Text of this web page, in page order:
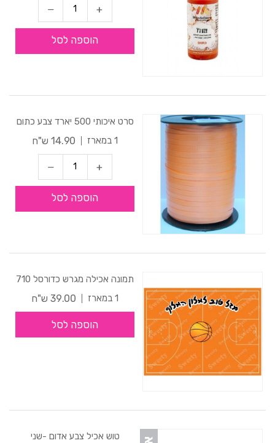
הוספה לסל
סרט איכותי 500 יארד צבע כתום
1 במארז
14.90 ש"ח
הוספה לסל
תמונה אכילה מגרש כדורסל 710
1 במארז
39.00 ש"ח
הוספה לסל
טוש אכיל צבע אדום -שני